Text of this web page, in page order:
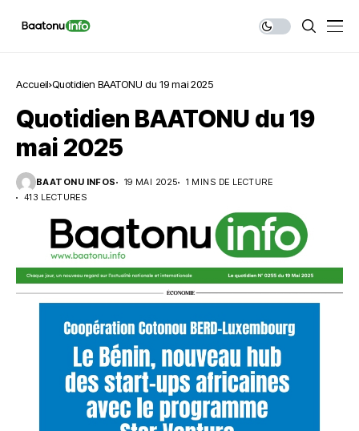
Accueil Quotidien BAATONU du 19 mai 2025
Quotidien BAATONU du 19
mai 2025
BAATONU INFOS 19 MAI 2025
1 MINS DE LECTURE
413 LECTURES